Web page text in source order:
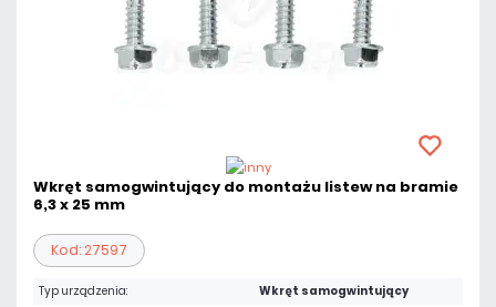
Wkręt samogwintujący do montażu listew na bramie
6,3 x 25 mm
Kod: 27597
Typ urządzenia:
Wkręt samogwintujący